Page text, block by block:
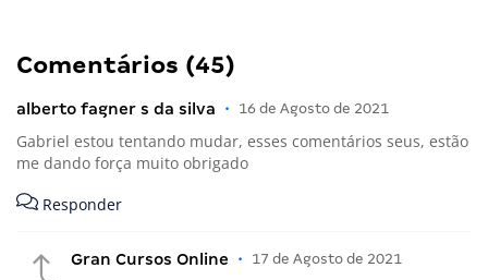
Comentários (45)
alberto fagner s da silva • 16 de Agosto de 2021
Gabriel estou tentando mudar, esses comentários seus, estão
me dando força muito obrigado
Responder
Gran Cursos Online • 17 de Agosto de 2021